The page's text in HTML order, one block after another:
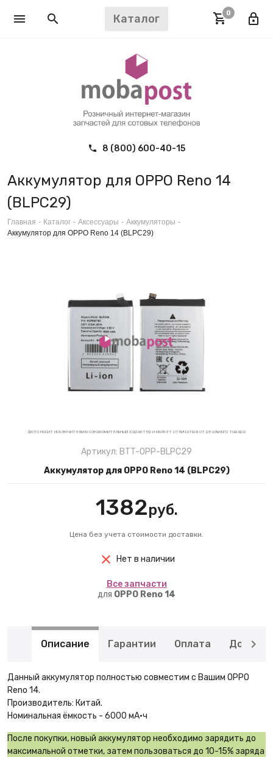
Каталог 0
8 (800) 600-40-15
Аккумулятор для OPPO Reno 14
(BLPC29)
Главная - Каталог - Аксессуары - Аккумуляторы -
Аккумулятор для OPPO Reno 14 (BLPC29)
фото носит исключительно ознакомительный характер и может отличаться от реального товара
Артикул: BTT-OPP-BLPC29
Аккумулятор для OPPO Reno 14 (BLPC29)
1382руб.
Цена без учета стоимости доставки.
Нет в наличии
Вcе запчасти
для OPPO Reno 14
Описание Гарантии Оплата
Данный аккумулятор полностью совместим с Вашим OPPO
Reno 14.
Производитель: Китай.
Номинальная ёмкость - 6000 мА·ч
После покупки, новый аккумулятор необходимо зарядить до
максимальной отметки, затем пользоваться до 10-15% заряда